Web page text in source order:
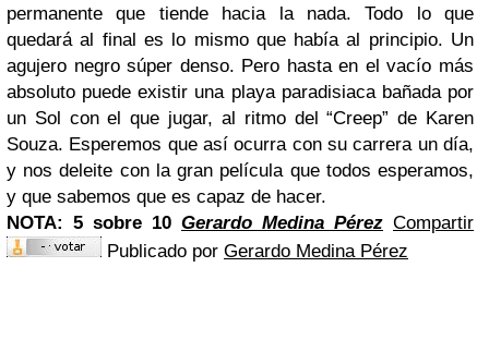
permanente que tiende hacia la nada. Todo lo que
quedará al final es lo mismo que había al principio. Un
agujero negro súper denso. Pero hasta en el vacío más
absoluto puede existir una playa paradisiaca bañada por
un Sol con el que jugar, al ritmo del “Creep” de Karen
Souza. Esperemos que así ocurra con su carrera un día,
y nos deleite con la gran película que todos esperamos,
y que sabemos que es capaz de hacer.
NOTA: 5 sobre 10 Gerardo Medina Pérez Compartir
Publicado por Gerardo Medina Pérez